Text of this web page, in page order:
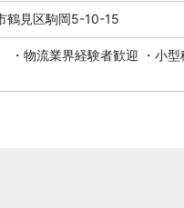
鶴見区駒岡5-10-15
・物流業界経験者歓迎 ・小